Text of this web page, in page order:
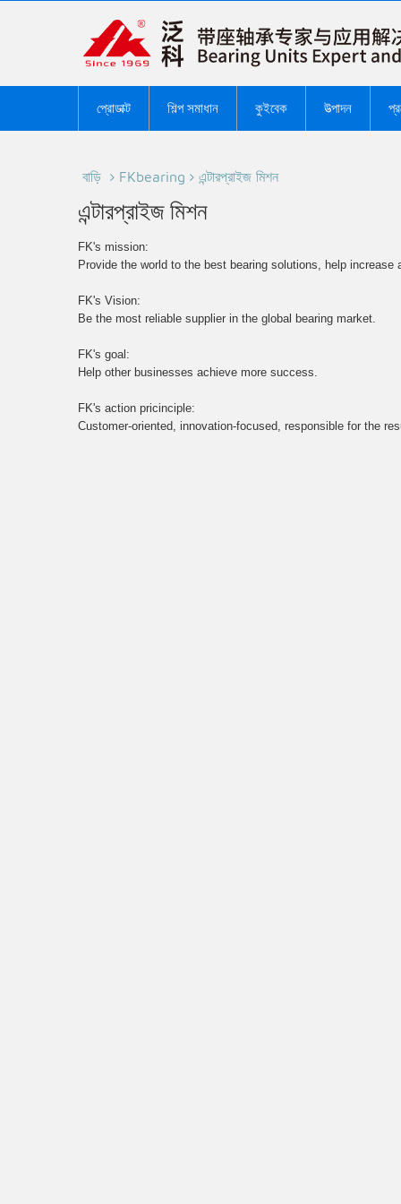
প্রোডাক্ট শিল্প সমাধান কুইবেক উত্পাদন
বাড়ি FKbearing এন্টারপ্রাইজ মিশন
এন্টারপ্রাইজ মিশন
FK's mission:
Provide the world to the best bearing solutions, help increase
FK's Vision:
Be the most reliable supplier in the global bearing market.
FK's goal:
Help other businesses achieve more success.
FK's action pricinciple:
Customer-oriented, innovation-focused, responsible for the